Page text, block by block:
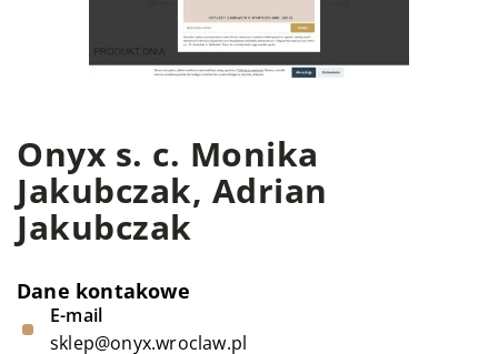
Onyx s. c. Monika
Jakubczak, Adrian
Jakubczak
Dane kontakowe
E-mail
sklep@onyx.wroclaw.pl